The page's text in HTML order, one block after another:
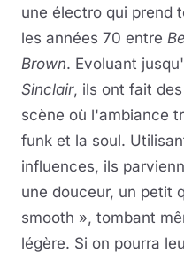
une électro qui prend
les années 70 entre
Brown. Evoluant
Sinclair, ils ont fait
scène où l'ambiance
funk et la soul.
influences, ils
une douceur, un petit
smooth », tombant
légère. Si on pourra